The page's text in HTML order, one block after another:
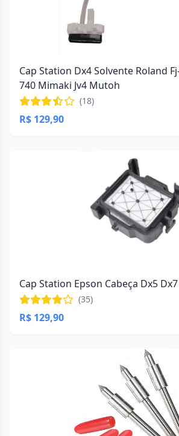
Cap Station Dx4 Solvente Roland
740 Mimaki Jv4 Mutoh
(18)
R$ 129,90
Cap Station Epson Cabeça Dx5
(35)
R$ 129,90